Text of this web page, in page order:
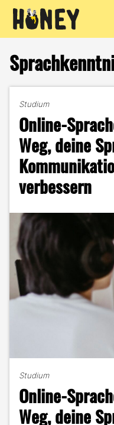
Inhalt
springen
Studium
Online-
Weg, deine
verbessern
Studium
Online-
Weg, deine